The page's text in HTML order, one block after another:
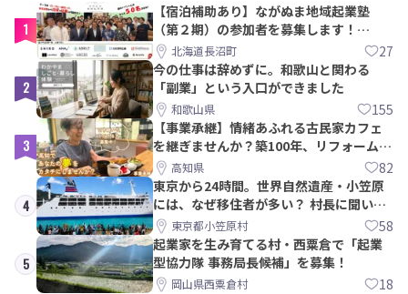
1
【宿泊補助あり】ながぬま地域起業塾
（第２期）の参加者を募集します！
【8/21〆】
北海道長沼町 27
2
今の仕事は辞めずに。和歌山と関わる
「副業」という入口ができました
和歌山県 155
3
【事業承継】情緒あふれる古民家カフェ
を継ぎませんか？築100年、リフォームか
ら約10年！
高知県 82
4
東京から24時間。世界自然遺産・小笠原
には、なぜ移住者が多い？ 村長に聞いて
みた東京都小笠原村 58
5
起業家を生み育てる村・西粟倉で「起業
型協力隊 事務局長候補」を募集！
岡山県西粟倉村 18